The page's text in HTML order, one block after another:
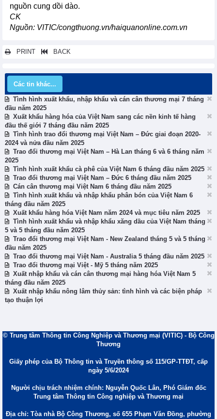
nguồn cung dồi dào.
CK
Nguồn: VITIC/congthuong.vn/haiquanonline.com.vn
PRINT BACK
Các tin khác...
Tình hình xuất khẩu, nhập khẩu và cán cân thương mại 7 tháng
đầu năm 2025
Xuất khẩu hàng hóa của Việt Nam sang các nền kinh tế hàng
đầu thế giới 7 tháng đầu năm 2025
Tình hình trao đổi thương mại Việt Nam – Đức giai đoạn 2020-
2024 và nửa đầu năm 2025
Trao đổi thương mại Việt Nam – Hà Lan tháng 6 và 6 tháng năm
2025
Tình hình xuất khẩu cà phê của Việt Nam 6 tháng đầu năm 2025
Trao đổi thương mại Việt Nam – Đức 6 tháng đầu năm 2025
Cán cân thương mại Việt Nam 6 tháng đầu năm 2025
Tình hình xuất khẩu và nhập khẩu phân bón của Việt Nam 6
tháng đầu năm 2025
Xuất khẩu hàng hóa Việt Nam năm 2024 và mục tiêu năm 2025
Tình hình xuất khẩu và nhập khẩu xăng dầu của Việt Nam tháng
5 và 5 tháng đầu năm 2025
Trao đổi thương mại Việt Nam - New Zealand tháng 5 và 5 tháng
đầu năm 2025
Trao đổi thương mại Việt Nam - Australia 5 tháng đầu năm 2025
Trao đổi thương mại Việt - Mỹ 5 tháng năm 2025
Xuất nhập khẩu và cán cân thương mại hàng hóa Việt Nam 5
tháng đầu năm 2025
Xuất nhập khẩu nông lâm thủy sản: tình hình và các biện pháp
tạo thuận lợi
© Trung tâm Thông tin Công Nghiệp và Thương mại (VITIC) - Bộ Công
Thương
Giấy phép của Bộ Thông tin và Truyền thông số 115/GP-TTĐT, cấp
ngày 5/6/2024
Người chịu trách nhiệm chính: Nguyễn Quốc Lân, Phó Giám đốc
Trung tâm Thông tin Công nghiệp và Thương mại
Địa chỉ: Tòa nhà Bộ Công Thương, số 655 Phạm Văn Đồng, phường